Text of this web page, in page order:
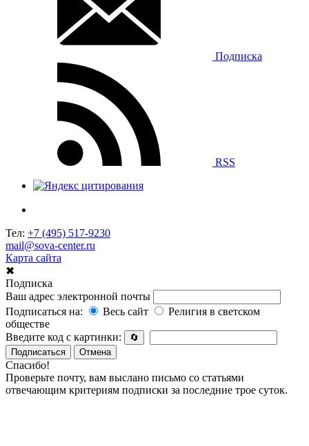
Подписка
RSS
Тел: +7 (495) 517-9230
mail@sova-center.ru
Карта сайта
✖
Подписка
Ваш адрес электронной почты
Подписаться на:
Весь сайт
Религия в светском
обществе
Введите код с картинки:
🔄
Подписаться
Отмена
Спасибо!
Проверьте почту, вам выслано письмо со статьями
отвечающим критериям подписки за последние трое суток.